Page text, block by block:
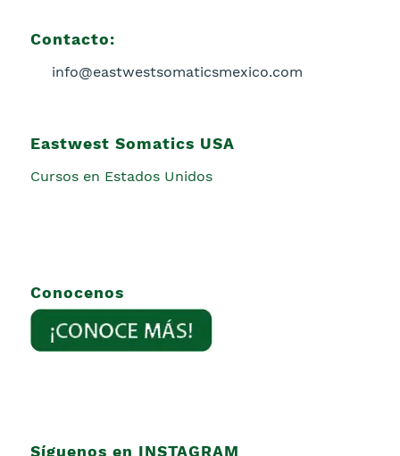
Contacto:
info@eastwestsomaticsmexico.com
Eastwest Somatics USA
Cursos en Estados Unidos
Conocenos
Síguenos en INSTAGRAM